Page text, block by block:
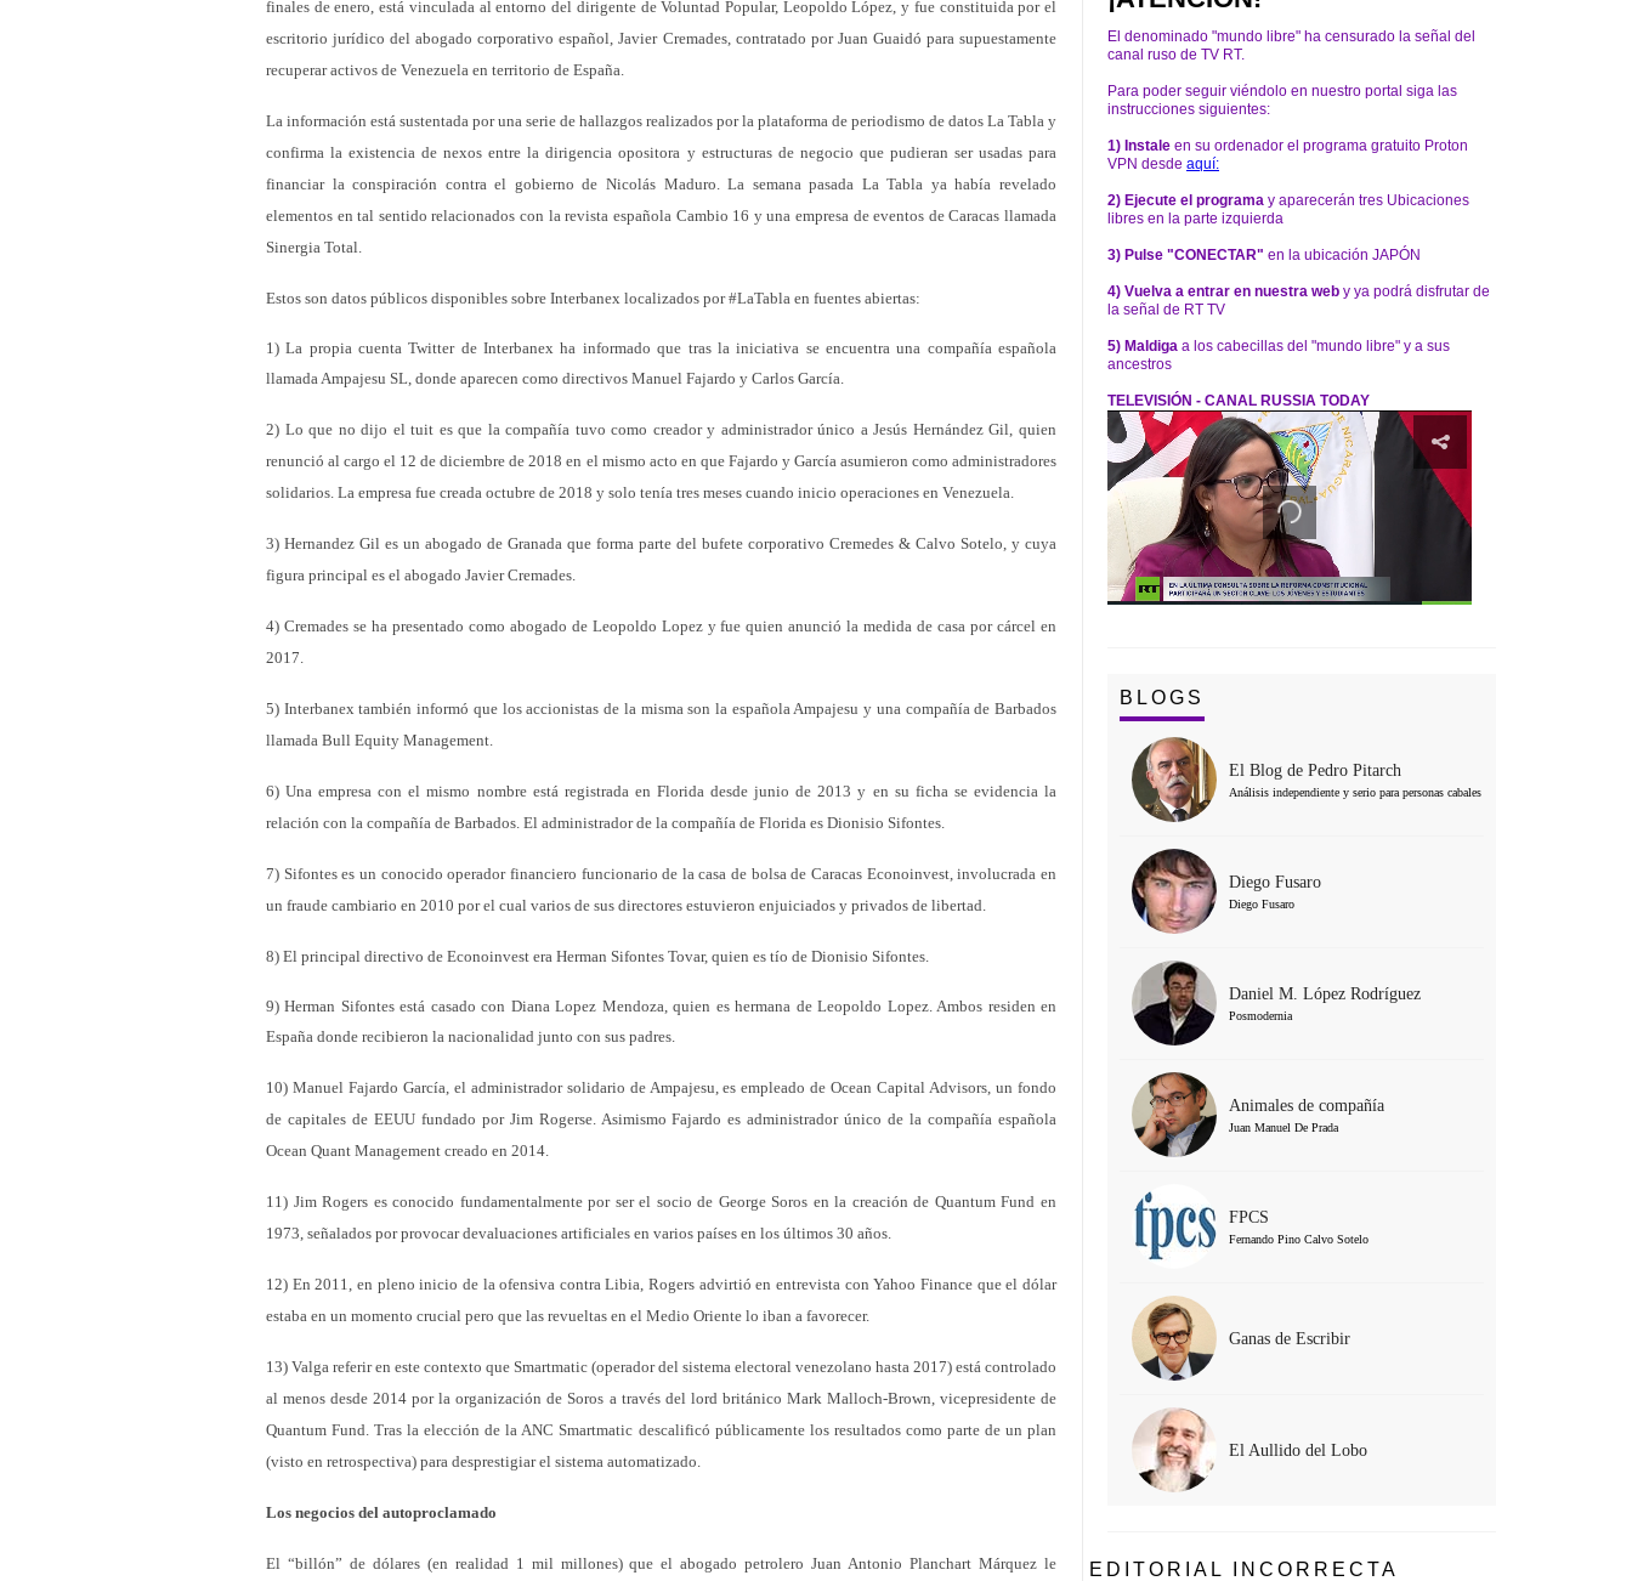
finales de enero, está vinculada al entorno del dirigente de Voluntad Popular, Leopoldo López, y fue constituida por el
escritorio jurídico del abogado corporativo español, Javier Cremades, contratado por Juan Guaidó para supuestamente
recuperar activos de Venezuela en territorio de España.
La información está sustentada por una serie de hallazgos realizados por la plataforma de periodismo de datos La Tabla y
confirma la existencia de nexos entre la dirigencia opositora y estructuras de negocio que pudieran ser usadas para
financiar la conspiración contra el gobierno de Nicolás Maduro. La semana pasada La Tabla ya había revelado
elementos en tal sentido relacionados con la revista española Cambio 16 y una empresa de eventos de Caracas llamada
Sinergia Total.
Estos son datos públicos disponibles sobre Interbanex localizados por #LaTabla en fuentes abiertas:
1) La propia cuenta Twitter de Interbanex ha informado que tras la iniciativa se encuentra una compañía española
llamada Ampajesu SL, donde aparecen como directivos Manuel Fajardo y Carlos García.
2) Lo que no dijo el tuit es que la compañía tuvo como creador y administrador único a Jesús Hernández Gil, quien
renunció al cargo el 12 de diciembre de 2018 en el mismo acto en que Fajardo y García asumieron como administradores
solidarios. La empresa fue creada octubre de 2018 y solo tenía tres meses cuando inicio operaciones en Venezuela.
3) Hernandez Gil es un abogado de Granada que forma parte del bufete corporativo Cremedes & Calvo Sotelo, y cuya
figura principal es el abogado Javier Cremades.
4) Cremades se ha presentado como abogado de Leopoldo Lopez y fue quien anunció la medida de casa por cárcel en
2017.
5) Interbanex también informó que los accionistas de la misma son la española Ampajesu y una compañía de Barbados
llamada Bull Equity Management.
6) Una empresa con el mismo nombre está registrada en Florida desde junio de 2013 y en su ficha se evidencia la
relación con la compañía de Barbados. El administrador de la compañía de Florida es Dionisio Sifontes.
7) Sifontes es un conocido operador financiero funcionario de la casa de bolsa de Caracas Econoinvest, involucrada en
un fraude cambiario en 2010 por el cual varios de sus directores estuvieron enjuiciados y privados de libertad.
8) El principal directivo de Econoinvest era Herman Sifontes Tovar, quien es tío de Dionisio Sifontes.
9) Herman Sifontes está casado con Diana Lopez Mendoza, quien es hermana de Leopoldo Lopez. Ambos residen en
España donde recibieron la nacionalidad junto con sus padres.
10) Manuel Fajardo García, el administrador solidario de Ampajesu, es empleado de Ocean Capital Advisors, un fondo
de capitales de EEUU fundado por Jim Rogerse. Asimismo Fajardo es administrador único de la compañía española
Ocean Quant Management creado en 2014.
11) Jim Rogers es conocido fundamentalmente por ser el socio de George Soros en la creación de Quantum Fund en
1973, señalados por provocar devaluaciones artificiales en varios países en los últimos 30 años.
12) En 2011, en pleno inicio de la ofensiva contra Libia, Rogers advirtió en entrevista con Yahoo Finance que el dólar
estaba en un momento crucial pero que las revueltas en el Medio Oriente lo iban a favorecer.
13) Valga referir en este contexto que Smartmatic (operador del sistema electoral venezolano hasta 2017) está controlado
al menos desde 2014 por la organización de Soros a través del lord británico Mark Malloch-Brown, vicepresidente de
Quantum Fund. Tras la elección de la ANC Smartmatic descalificó públicamente los resultados como parte de un plan
(visto en retrospectiva) para desprestigiar el sistema automatizado.
Los negocios del autoproclamado
El “billón” de dólares (en realidad 1 mil millones) que el abogado petrolero Juan Antonio Planchart Márquez le
El denominado "mundo libre" ha censurado la señal del
canal ruso de TV RT.
Para poder seguir viéndolo en nuestro portal siga las
instrucciones siguientes:
1) Instale en su ordenador el programa gratuito Proton
VPN desde aquí:
2) Ejecute el programa y aparecerán tres Ubicaciones
libres en la parte izquierda
3) Pulse "CONECTAR" en la ubicación JAPÓN
4) Vuelva a entrar en nuestra web y ya podrá disfrutar de
la señal de RT TV
5) Maldiga a los cabecillas del "mundo libre" y a sus
ancestros
TELEVISIÓN - CANAL RUSSIA TODAY
BLOGS
El Blog de Pedro Pitarch
Análisis independiente y serio para personas cabales
Diego Fusaro
Diego Fusaro
Daniel M. López Rodríguez
Posmodernia
Animales de compañía
Juan Manuel De Prada
FPCS
Fernando Pino Calvo Sotelo
Ganas de Escribir
El Aullido del Lobo
EDITORIAL INCORRECTA